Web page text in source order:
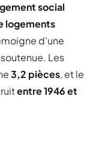
social
logements
d'une
Les
3,2 pièces, et le
entre 1946 et